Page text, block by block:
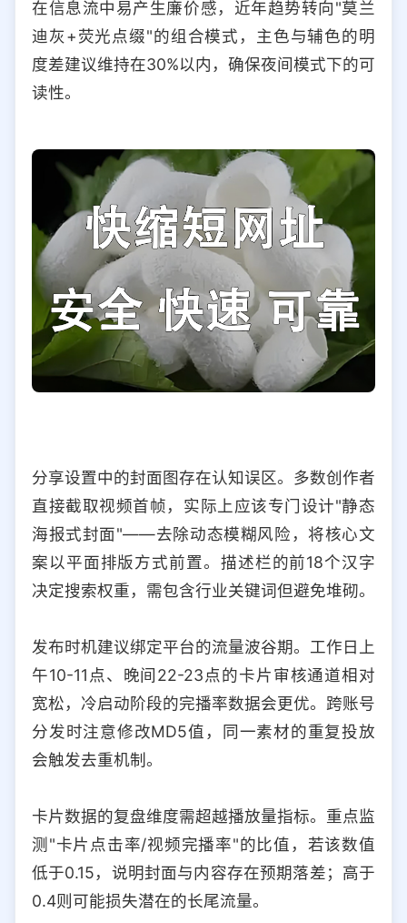
在信息流中易产生廉价感，近年趋势转向"莫兰
迪灰+荧光点缀"的组合模式，主色与辅色的明
度差建议维持在30%以内，确保夜间模式下的可
读性。
分享设置中的封面图存在认知误区。多数创作者
直接截取视频首帧，实际上应该专门设计"静态
海报式封面"——去除动态模糊风险，将核心文
案以平面排版方式前置。描述栏的前18个汉字
决定搜索权重，需包含行业关键词但避免堆砌。
发布时机建议绑定平台的流量波谷期。工作日上
午10-11点、晚间22-23点的卡片审核通道相对
宽松，冷启动阶段的完播率数据会更优。跨账号
分发时注意修改MD5值，同一素材的重复投放
会触发去重机制。
卡片数据的复盘维度需超越播放量指标。重点监
测"卡片点击率/视频完播率"的比值，若该数值
低于0.15，说明封面与内容存在预期落差；高于
0.4则可能损失潜在的长尾流量。